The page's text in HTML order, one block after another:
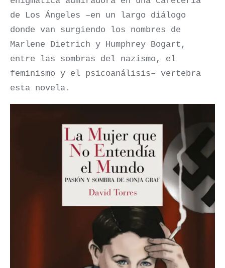
de Los Ángeles –en un largo diálogo
donde van surgiendo los nombres de
Marlene Dietrich y Humphrey Bogart,
entre las sombras del nazismo, el
feminismo y el psicoanálisis– vertebra
esta novela.